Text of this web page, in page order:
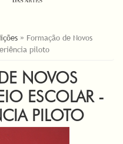
» Formação de Novos
piloto
NOVOS
ESCOLAR -
PILOTO